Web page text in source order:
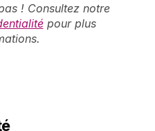
! Consultez notre
pour plus